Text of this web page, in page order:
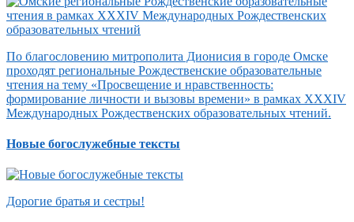
По благословению митрополита Дионисия в городе Омске
проходят региональные Рождественские образовательные
чтения на тему «Просвещение и нравственность:
формирование личности и вызовы времени» в рамках XXXIV
Международных Рождественских образовательных чтений.
Новые богослужебные тексты
Дорогие братья и сестры!